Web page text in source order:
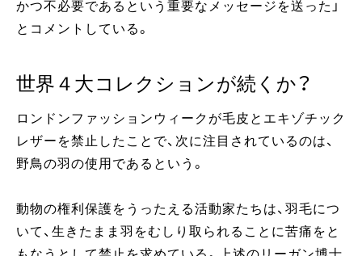
かつ不必要であるという重要なメッセージを送った」
とコメントしている。
世界４大コレクションが続くか？
ロンドンファッションウィークが毛皮とエキゾチック
レザーを禁止したことで、次に注目されているのは、
野鳥の羽の使用であるという。
動物の権利保護をうったえる活動家たちは、羽毛につ
いて、生きたまま羽をむしり取られることに苦痛をと